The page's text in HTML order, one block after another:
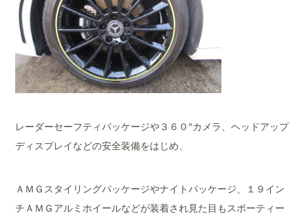
レーダーセーフティパッケージや３６０°カメラ、ヘッドアップ
ディスプレイなどの安全装備をはじめ、
ＡＭＧスタイリングパッケージやナイトパッケージ、１９イン
チＡＭＧアルミホイールなどが装着され見た目もスポーティー